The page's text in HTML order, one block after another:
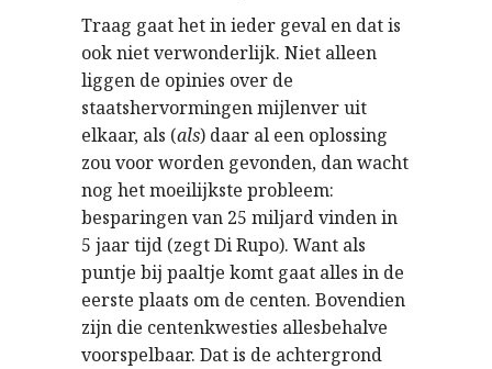
Traag gaat het in ieder geval en dat is
ook niet verwonderlijk. Niet alleen
liggen de opinies over de
staatshervormingen mijlenver uit
elkaar, als (als) daar al een oplossing
zou voor worden gevonden, dan wacht
nog het moeilijkste probleem:
besparingen van 25 miljard vinden in
5 jaar tijd (zegt Di Rupo). Want als
puntje bij paaltje komt gaat alles in de
eerste plaats om de centen. Bovendien
zijn die centenkwesties allesbehalve
voorspelbaar. Dat is de achtergrond